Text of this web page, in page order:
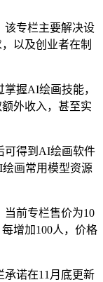
该专栏主要解决设
以及创业者在制
掌握AI绘画技能，
外收入，甚至实
可得到AI绘画软件
画常用模型资源
当前专栏售价为10
增加100人，价格
承诺在11月底更新